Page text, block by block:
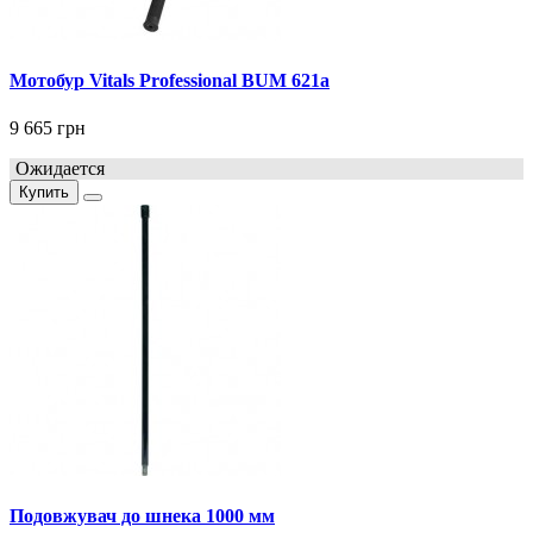
Мотобур Vitals Professional BUM 621a
9 665 грн
Ожидается
Купить
Подовжувач до шнека 1000 мм